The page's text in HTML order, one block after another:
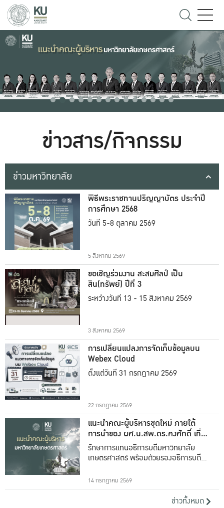
ข่าวสาร/กิจกรรม
ข่าวมหาวิทยาลัย
พิธีพระราชทานปริญญาบัตร ประจำปี
การศึกษา 2568
วันที่ 5-8 ตุลาคม 2569
5 สิงหาคม 2569
ขอเชิญร่วมงาน สะสมศิลป์ เป็น
สิน(ทรัพย์) ปีที่ 3
ระหว่างวันที่ 13 - 15 สิงหาคม 2569
3 สิงหาคม 2569
การเปลี่ยนแปลงการจัดเก็บข้อมูลบน
Webex Cloud
ตั้งแต่วันที่ 31 กรกฎาคม 2569
22 กรกฎาคม 2569
แนะนำคณะผู้บริหารชุดใหม่ ภายใต้
การนำของ ผศ.น.สพ.ดร.คงศักดิ์ เที่ยง
ธรรม
รักษาการแทนอธิการบดีมหาวิทยาลัย
เกษตรศาสตร์ พร้อมด้วยรองอธิการบดีทั้ง
14 กรกฎาคม 2569
ข่าวทั้งหมด